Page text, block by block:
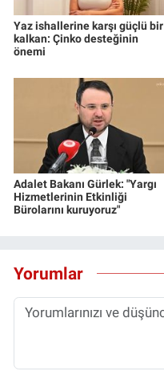
Yaz ishallerine karşı güçlü bir
kalkan: Çinko desteğinin
önemi
Adalet Bakanı Gürlek: "Yargı
Hizmetlerinin Etkinliği
Bürolarını kuruyoruz"
Yorumlar